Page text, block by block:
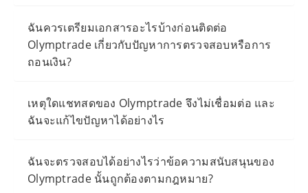
ฉันควรเตรียมเอกสารอะไรบ้างก่อนติดต่อ
Olymptrade เกี่ยวกับปัญหาการตรวจสอบหรือการ
ถอนเงิน?
เหตุใดแชทสดของ Olymptrade จึงไม่เชื่อมต่อ และ
ฉันจะแก้ไขปัญหาได้อย่างไร
ฉันจะตรวจสอบได้อย่างไรว่าข้อความสนับสนุนของ
Olymptrade นั้นถูกต้องตามกฎหมาย?